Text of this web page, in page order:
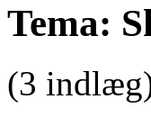
Tema:
(3